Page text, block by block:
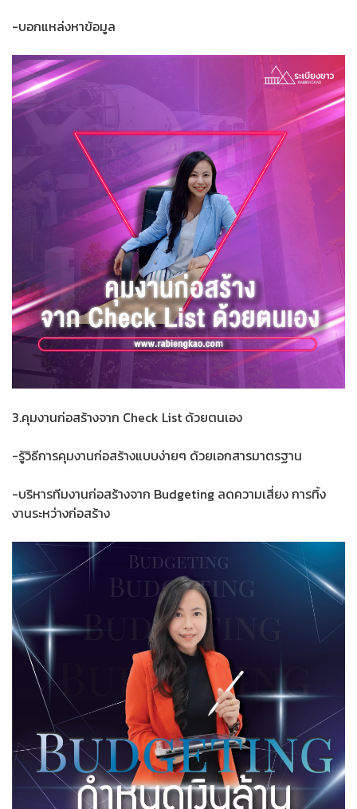
-บอกแหล่งหาข้อมูล
3.คุมงานก่อสร้างจาก Check List ด้วยตนเอง
-รู้วิธีการคุมงานก่อสร้างแบบง่ายๆ ด้วยเอกสารมาตรฐาน
-บริหารทีมงานก่อสร้างจาก Budgeting ลดความเสี่ยง การทิ้ง
งานระหว่างก่อสร้าง